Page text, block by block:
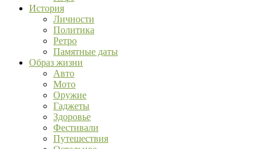
История
Личности
Политика
Ретро
Памятные даты
Образ жизни
Авто
Мото
Оружие
Гаджеты
Здоровье
Фестивали
Путешествия